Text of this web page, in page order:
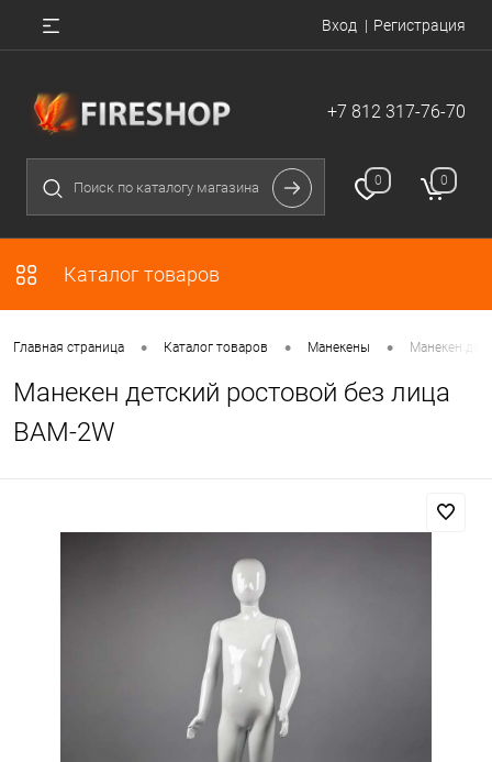
Вход Регистрация
+7 812 317-76-70
0 0
Каталог товаров
Главная страница • Каталог товаров • Манекены • Манекен
Манекен детский ростовой без лица
BAM-2W